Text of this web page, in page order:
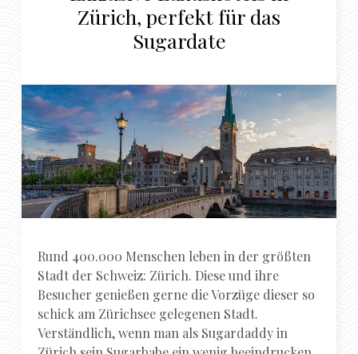
Zürich, perfekt für das
Sugardate
Rund 400.000 Menschen leben in der größten
Stadt der Schweiz: Zürich. Diese und ihre
Besucher genießen gerne die Vorzüge dieser so
schick am Zürichsee gelegenen Stadt.
Verständlich, wenn man als Sugardaddy in